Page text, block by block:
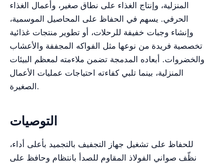
المنزلية، وإنتاج الغذاء على نطاق صغير، وأعمال الغذاء
الحرفي. يسهم في الحفاظ على المحاصيل الموسمية،
وإنشاء وجبات خفيفة للرحلات، أو تطوير منتجات غذائية
تخصصية فريدة من نوعها مثل الفواكه المجففة والأعشاب
والخضروات. أبعاده المدمجة تضمن ملاءمته لمعظم البيئات
المنزلية، بينما تلبي كفاءته احتياجات عمليات الأعمال
الصغيرة.
التوصيات
للحفاظ على تشغيل جهاز التجفيف بالتجميد بأعلى أداء،
نظّف صواني الفولاذ المقاوم للصدأ بانتظام وحافظ على